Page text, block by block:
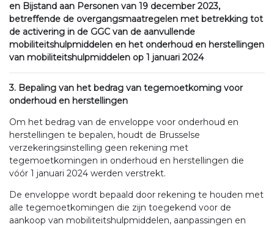
en Bijstand aan Personen van 19 december 2023,
betreffende de overgangsmaatregelen met betrekking tot
de activering in de GGC van de aanvullende
mobiliteitshulpmiddelen en het onderhoud en herstellingen
van mobiliteitshulpmiddelen op 1 januari 2024
3. Bepaling van het bedrag van tegemoetkoming voor
onderhoud en herstellingen
Om het bedrag van de enveloppe voor onderhoud en
herstellingen te bepalen, houdt de Brusselse
verzekeringsinstelling geen rekening met
tegemoetkomingen in onderhoud en herstellingen die
vóór 1 januari 2024 werden verstrekt.
De enveloppe wordt bepaald door rekening te houden met
alle tegemoetkomingen die zijn toegekend voor de
aankoop van mobiliteitshulpmiddelen, aanpassingen en